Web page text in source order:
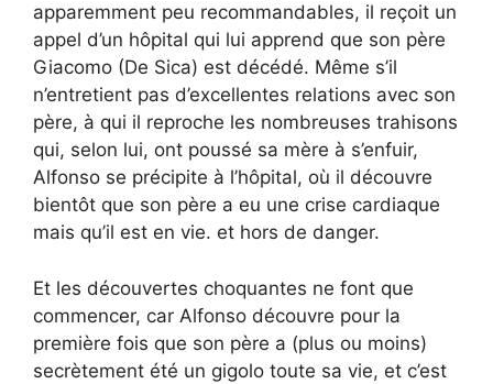
apparemment peu recommandables, il reçoit un
appel d’un hôpital qui lui apprend que son père
Giacomo (De Sica) est décédé. Même s’il
n’entretient pas d’excellentes relations avec son
père, à qui il reproche les nombreuses trahisons
qui, selon lui, ont poussé sa mère à s’enfuir,
Alfonso se précipite à l’hôpital, où il découvre
bientôt que son père a eu une crise cardiaque
mais qu’il est en vie. et hors de danger.
Et les découvertes choquantes ne font que
commencer, car Alfonso découvre pour la
première fois que son père a (plus ou moins)
secrètement été un gigolo toute sa vie, et c’est